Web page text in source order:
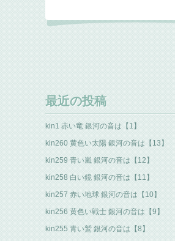
最近の投稿
kin1 赤い竜 銀河の音は【1】
kin260 黄色い太陽 銀河の音は【13】
kin259 青い嵐 銀河の音は【12】
kin258 白い鏡 銀河の音は【11】
kin257 赤い地球 銀河の音は【10】
kin256 黄色い戦士 銀河の音は【9】
kin255 青い鷲 銀河の音は【8】